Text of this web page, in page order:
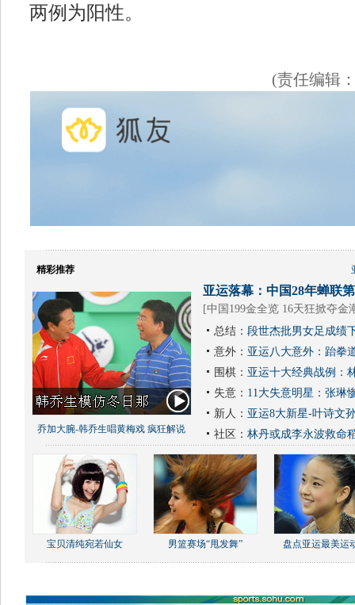
两例为阳性。
(责任编辑
精彩推荐
乔加大腕-韩乔生唱黄梅戏 疯狂解说
亚运落幕：中国28年蝉联
[中国199金全览 16天狂掀夺金
总结： 段世杰批男女足成绩
意外： 亚运八大意外：跆拳
围棋： 亚运十大经典战例：
失意： 11大失意明星：张琳
新人： 亚运8大新星-叶诗文
社区： 林丹或成李永波救命
宝贝清纯宛若仙女 男篮赛场“甩发舞” 盘点亚运最美运